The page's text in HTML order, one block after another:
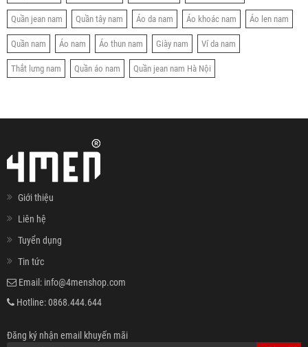
Quần jean nam Quần tây nam Áo da nam Áo khoác nam Áo len nam
Quần nam Áo nam Áo thun nam Giày nam Ví da nam
Thắt lưng nam Quần áo nam Quần jean nam Hà Nội
Giới thiệu
Liên hệ
Tuyển dụng
Tin tức
Email: info@4menshop.com
Hotline:0868.444.644
Đăng ký nhận email khuyến mãi